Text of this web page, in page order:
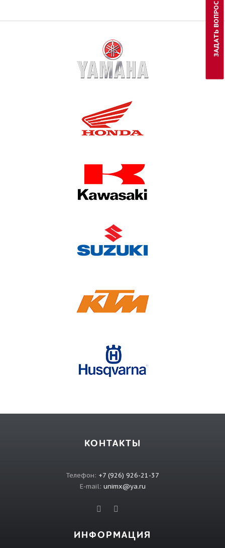
КОНТАКТЫ
Телефон: +7 (926) 926-21-37
E-mail: unimx@ya.ru
ИНФОРМАЦИЯ
ЗАДАТЬ ВОПРОС